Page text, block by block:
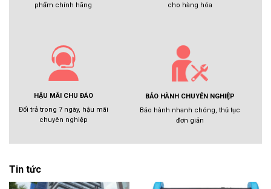
phẩm chính hãng
cho hàng hóa
HẬU MÃI CHU ĐÁO
Đổi trả trong 7 ngày, hậu mãi
chuyên nghiệp
BẢO HÀNH CHUYÊN NGHIỆP
Bảo hành nhanh chóng, thủ tục
đơn giản
Tin tức